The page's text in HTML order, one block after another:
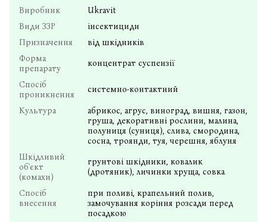
Виробник
Ukravit
Види ЗЗР
інсектициди
Призначення
від шкідників
Форма
препарату
концентрат суспензії
Спосіб
проникнення
системно-контактний
Культура
абрикос, агрус, виноград, вишня, газон,
груша, декоративні рослини, малина,
полуниця (суниця), слива, смородина,
сосна, троянди, туя, черешня, яблуня
Шкідливий
об'єкт
(комахи)
грунтові шкідники, ковалик
(дротяник), личинки хруща, совка
Спосіб
внесення
при поливі, крапельний полив,
замочування коріння розсади перед
посадкою